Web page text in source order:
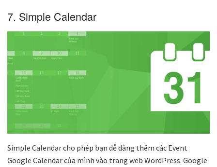
7. Simple Calendar
Simple Calendar cho phép bạn dễ dàng thêm các Event
Google Calendar của mình vào trang web WordPress. Google